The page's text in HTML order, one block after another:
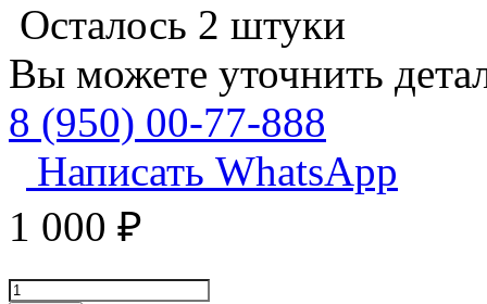
Осталось 2 штуки
Вы можете уточнить
8 (950) 00-77-888
Написать WhatsApp
1 000 ₽